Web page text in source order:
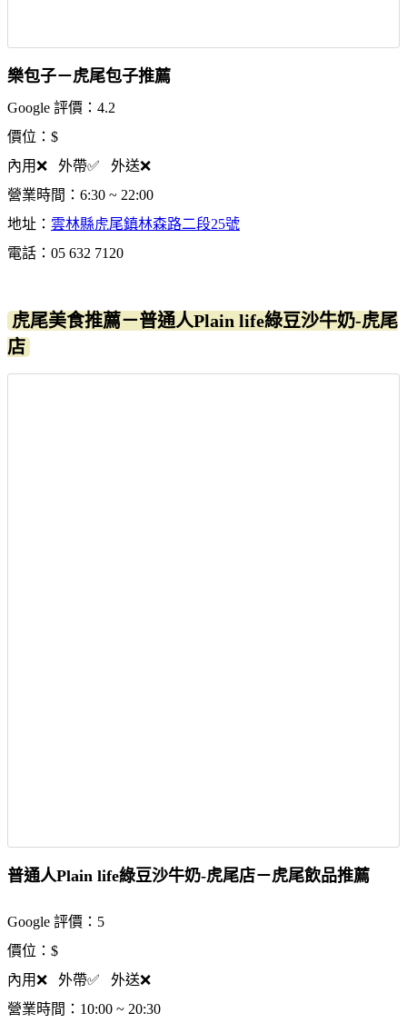
樂包子－虎尾包子推薦
Google 評價：4.2
價位：$
內用❌ 外帶✅ 外送❌
營業時間：6:30 ~ 22:00
地址： 雲林縣虎尾鎮林森路二段25號
電話：05 632 7120
虎尾美食推薦－普通人Plain life綠豆沙牛奶-虎尾
店
普通人Plain life綠豆沙牛奶-虎尾店－虎尾飲品推薦
Google 評價：5
價位：$
內用❌ 外帶✅ 外送❌
營業時間：10:00 ~ 20:30